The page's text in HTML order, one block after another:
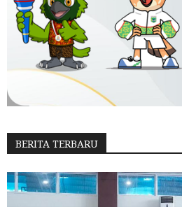
BERITA TERBARU